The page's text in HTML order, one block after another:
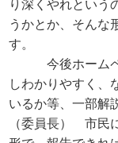
り深くやれという
うかとか、そんな
す。
今後ホームペ
しわかりやすく、
いるか等、一部解
（委員長） 市民